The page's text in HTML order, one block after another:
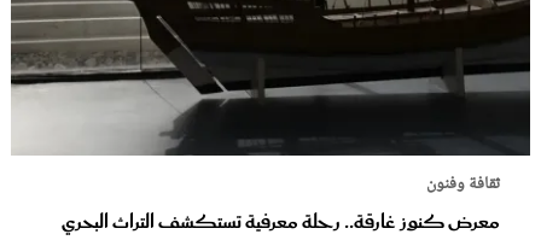
ثقافة وفنون
معرض كنوز غارقة.. رحلة معرفية تستكشف التراث البحري